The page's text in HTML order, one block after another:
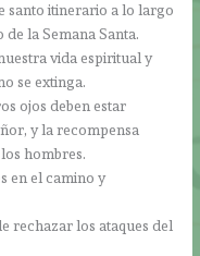
santo itinerario a lo largo
la Semana Santa.
vida espiritual y
se extinga.
ojos deben estar
y la recompensa
hombres.
en el camino y
rechazar los ataques del